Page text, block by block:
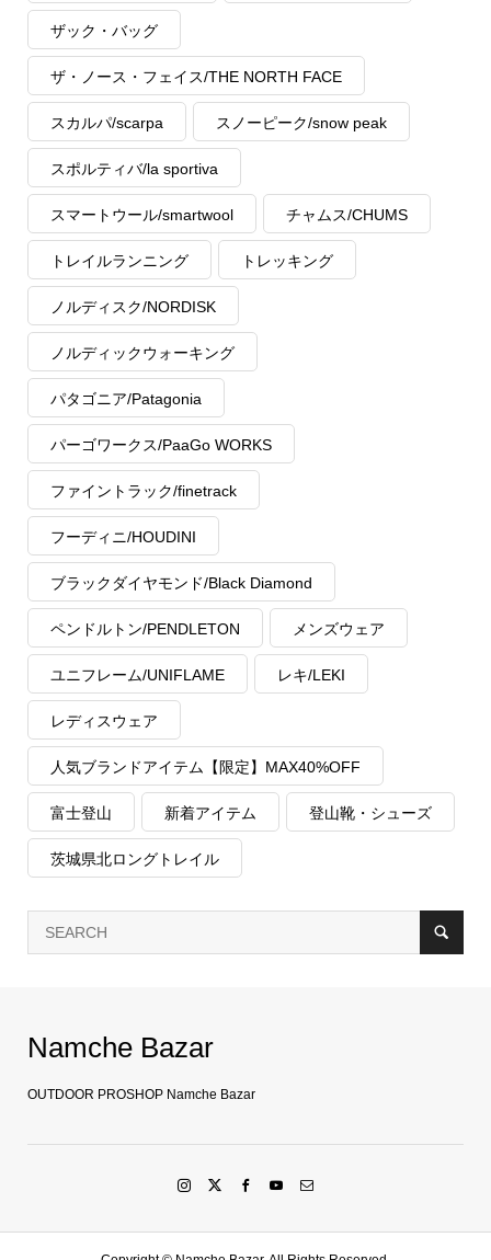
ザック・バッグ
ザ・ノース・フェイス/THE NORTH FACE
スカルパ/scarpa スノーピーク/snow peak
スポルティバ/la sportiva
スマートウール/smartwool チャムス/CHUMS
トレイルランニング トレッキング
ノルディスク/NORDISK
ノルディックウォーキング
パタゴニア/Patagonia
パーゴワークス/PaaGo WORKS
ファイントラック/finetrack
フーディニ/HOUDINI
ブラックダイヤモンド/Black Diamond
ペンドルトン/PENDLETON メンズウェア
ユニフレーム/UNIFLAME レキ/LEKI
レディスウェア
人気ブランドアイテム【限定】MAX40%OFF
富士登山 新着アイテム 登山靴・シューズ
茨城県北ロングトレイル
Namche Bazar
OUTDOOR PROSHOP Namche Bazar